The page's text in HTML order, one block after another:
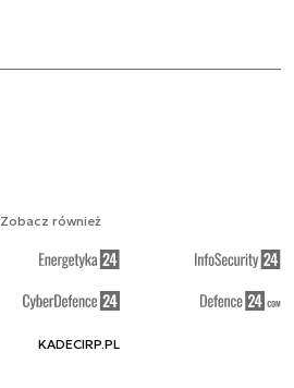
Zobacz również
KADECIRP.PL